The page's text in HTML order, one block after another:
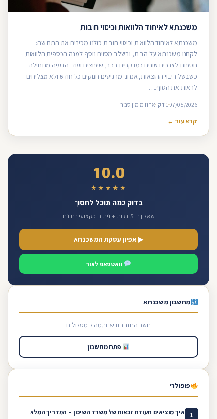
משכנתא לאיחוד הלוואות וכיסוי חובות
משכנתא לאיחוד הלוואות וכיסוי חובות כולנו מכירים את התחושה:
לקחנו משכנתא על הבית, ובשלב מסוים נוסף למנה הכספית הלוואות
נוספות לצרכים שונים כמו קניית רכב, שיפוצים ועוד. הבעיה מתחילה
כשבשל ריבוי ההוצאות, אנחנו מרגישים חנוקים כל חודש ולא מצליחים
לראות את הסוף.…
07/05/2026 1 דק' אחוז מימון סביר
קרא עוד ←
10.0
★★★★★
בדוק כמה תוכל לחסוך
שאלון בן 5 דקות + ניתוח מקצועי בחינם
▶ אפיון עסקת המשכנתא
וואטסאפ לאור
מחשבון משכנתא
חשב החזר חודשי ותמהיל מסלולים
פתח מחשבון
פופולרי
1 איך מוציאים תעודת זכאות של משרד השיכון – המדריך המלא